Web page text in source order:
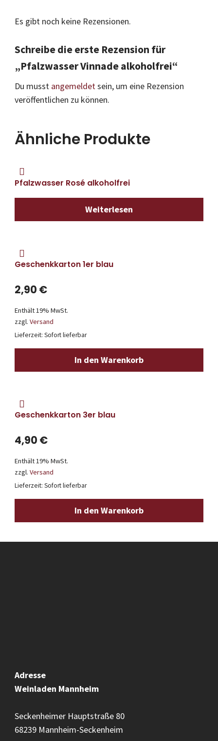
Es gibt noch keine Rezensionen.
Schreibe die erste Rezension für
„Pfalzwasser Vinnade alkoholfrei“
Du musst angemeldetsein, um eine Rezension
veröffentlichen zu können.
Ähnliche Produkte
Pfalzwasser Rosé alkoholfrei
Weiterlesen
Geschenkkarton 1er blau
2,90 €
Enthält 19% MwSt.
zzgl. Versand
Lieferzeit: Sofort lieferbar
In den Warenkorb
Geschenkkarton 3er blau
4,90 €
Enthält 19% MwSt.
zzgl. Versand
Lieferzeit: Sofort lieferbar
In den Warenkorb
Adresse
Weinladen Mannheim
Seckenheimer Hauptstraße 80
68239 Mannheim-Seckenheim